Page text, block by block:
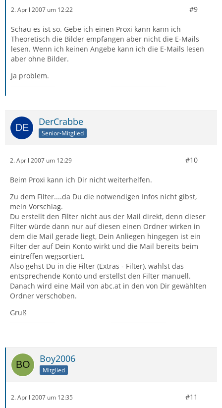
2. April 2007 um 12:22 #9
Schau es ist so. Gebe ich einen Proxi kann kann ich
Theoretisch die Bilder empfangen aber nicht die E-Mails
lesen. Wenn ich keinen Angebe kann ich die E-Mails lesen
aber ohne Bilder.
Ja problem.
DerCrabbe
Senior-Mitglied
2. April 2007 um 12:29 #10
Beim Proxi kann ich Dir nicht weiterhelfen.
Zu dem Filter....da Du die notwendigen Infos nicht gibst,
mein Vorschlag.
Du erstellt den Filter nicht aus der Mail direkt, denn dieser
Filter würde dann nur auf diesen einen Ordner wirken in
dem die Mail gerade liegt, Dein Anliegen hingegen ist ein
Filter der auf Dein Konto wirkt und die Mail bereits beim
eintreffen wegsortiert.
Also gehst Du in die Filter (Extras - Filter), wählst das
entsprechende Konto und erstellst den Filter manuell.
Danach wird eine Mail von abc.at in den von Dir gewählten
Ordner verschoben.
Gruß
Boy2006
Mitglied
2. April 2007 um 12:35 #11